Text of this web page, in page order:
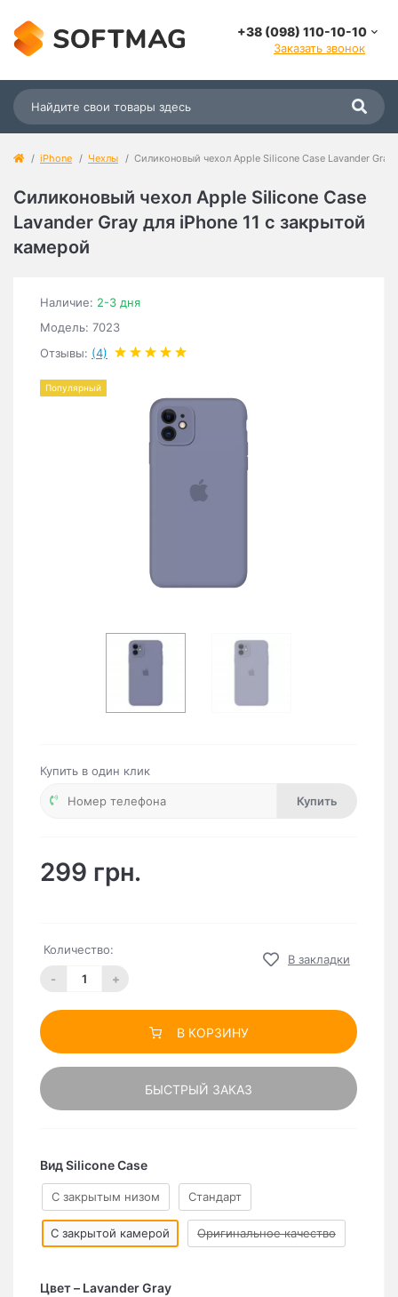
+38 (098) 110-10-10
Заказать звонок
iPhone Чехлы Силиконовый чехол Apple Silicone Case Lavander
Силиконовый чехол Apple Silicone Case
Lavander Gray для iPhone 11 с закрытой
камерой
Наличие: 2-3 дня
Модель: 7023
Отзывы: (4)
Популярный
Купить в один клик
Купить
299 грн.
Количество:
- +
В закладки
В КОРЗИНУ
БЫСТРЫЙ ЗАКАЗ
Вид Silicone Case
C закрытым низом Стандарт
С закрытой камерой Оригинальное качество
Цвет Lavander Gray